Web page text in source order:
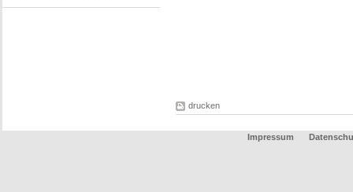
drucken
Impressum